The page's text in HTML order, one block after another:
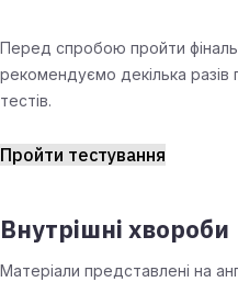
Перед спробою пройти
рекомендуємо декілька разів
тестів.
Пройти тестування
Внутрішні хвороби
Матеріали представлені на